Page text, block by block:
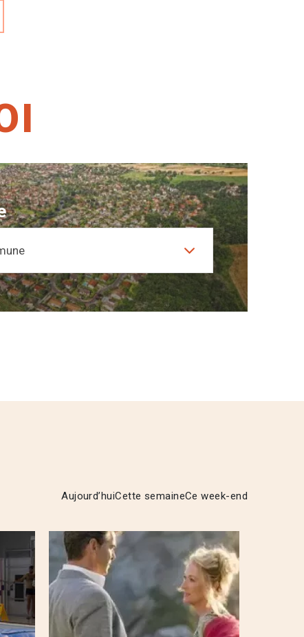
Aujourd’huiCette semaineCe week-end